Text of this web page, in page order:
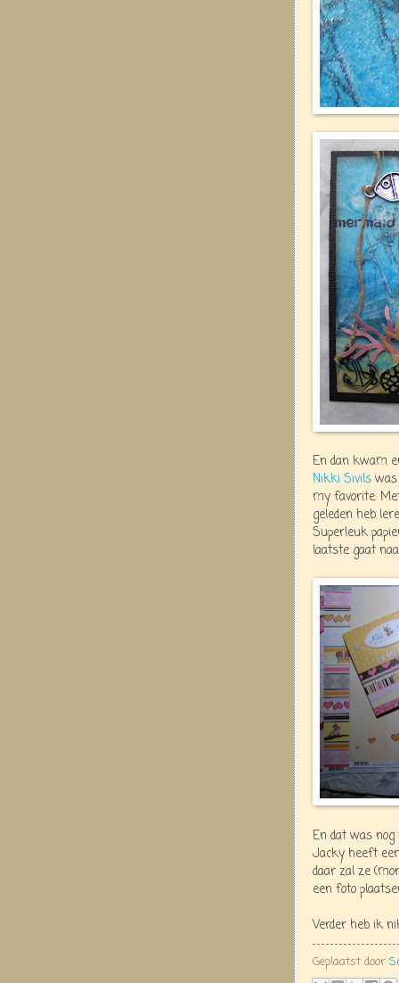
En dan kwam
Nikki Sivils
my favorite.
geleden heb
Superleuk
laatste gaat
En dat was
Jacky heeft
daar zal ze
een foto
Verder heb ik
Geplaatst door